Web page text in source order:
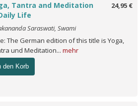
24,95 €
Tantra and Meditation
Life
Saraswati, Swami
The German edition of this title is Yoga,
und Meditation... mehr
den Korb